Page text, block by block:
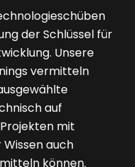
der Schlüssel für
Unsere
vermitteln
auf
mit
auch
können.